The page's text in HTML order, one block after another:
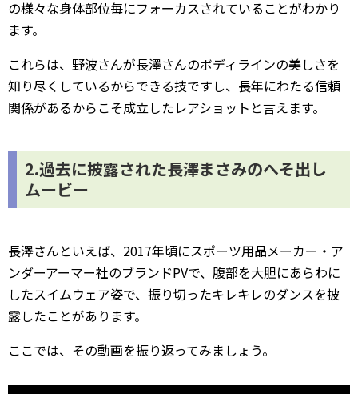
の様々な身体部位毎にフォーカスされていることがわかり
ます。
これらは、野波さんが長澤さんのボディラインの美しさを
知り尽くしているからできる技ですし、長年にわたる信頼
関係があるからこそ成立したレアショットと言えます。
2.過去に披露された長澤まさみのへそ出し
ムービー
長澤さんといえば、2017年頃にスポーツ用品メーカー・ア
ンダーアーマー社のブランドPVで、腹部を大胆にあらわに
したスイムウェア姿で、振り切ったキレキレのダンスを披
露したことがあります。
ここでは、その動画を振り返ってみましょう。